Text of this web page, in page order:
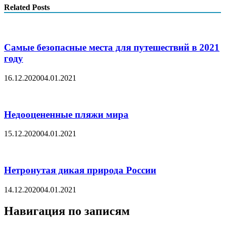
Related Posts
Самые безопасные места для путешествий в 2021
году
16.12.202004.01.2021
Недооцененные пляжи мира
15.12.202004.01.2021
Нетронутая дикая природа России
14.12.202004.01.2021
Навигация по записям